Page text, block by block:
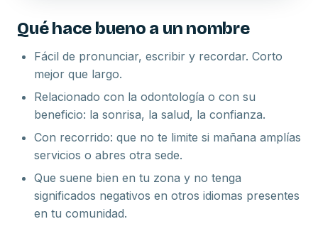
Qué hace bueno a un nombre
Fácil de pronunciar, escribir y recordar. Corto
mejor que largo.
Relacionado con la odontología o con su
beneficio: la sonrisa, la salud, la confianza.
Con recorrido: que no te limite si mañana amplías
servicios o abres otra sede.
Que suene bien en tu zona y no tenga
significados negativos en otros idiomas presentes
en tu comunidad.